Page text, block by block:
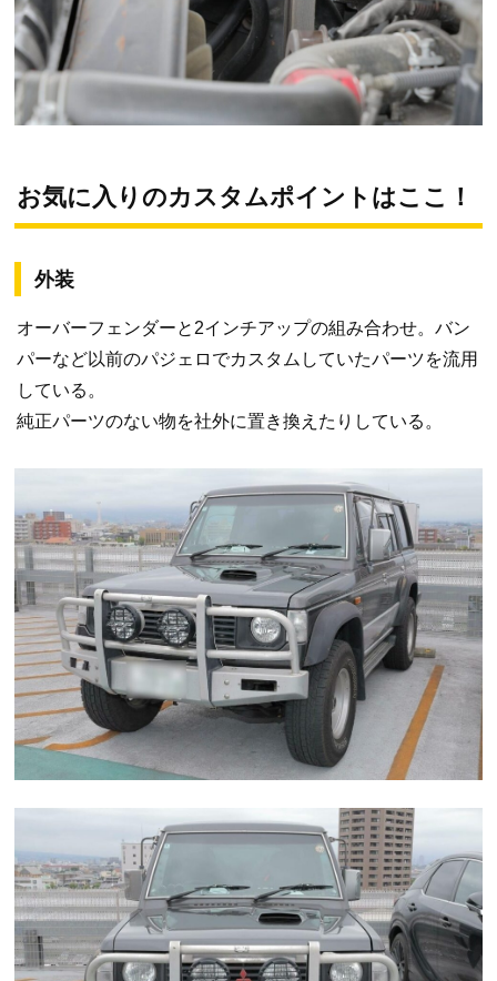
お気に入りのカスタムポイントはここ！
外装
オーバーフェンダーと2インチアップの組み合わせ。バン
パーなど以前のパジェロでカスタムしていたパーツを流用
している。
純正パーツのない物を社外に置き換えたりしている。